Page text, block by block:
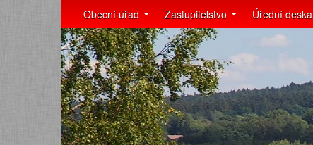
Obecní úřad Zastupitelstvo Úřední deska